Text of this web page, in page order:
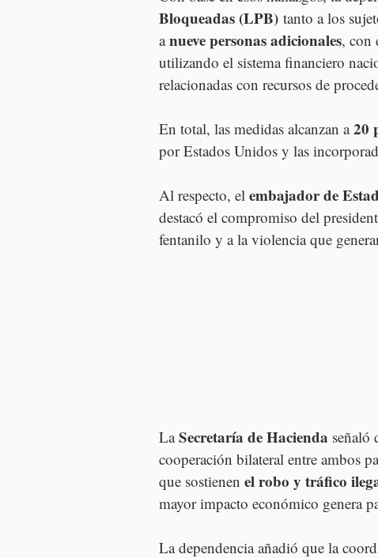
Bloqueadas (LPB) tanto a los
a nueve personas adicionales, con
utilizando el sistema financiero
relacionadas con recursos de
En total, las medidas alcanzan a 20
por Estados Unidos y las
Al respecto, el embajador de
destacó el compromiso del
fentanilo y a la violencia que
La Secretaría de Hacienda señaló
cooperación bilateral entre ambos
que sostienen el robo y tráfico
mayor impacto económico genera
La dependencia añadió que la